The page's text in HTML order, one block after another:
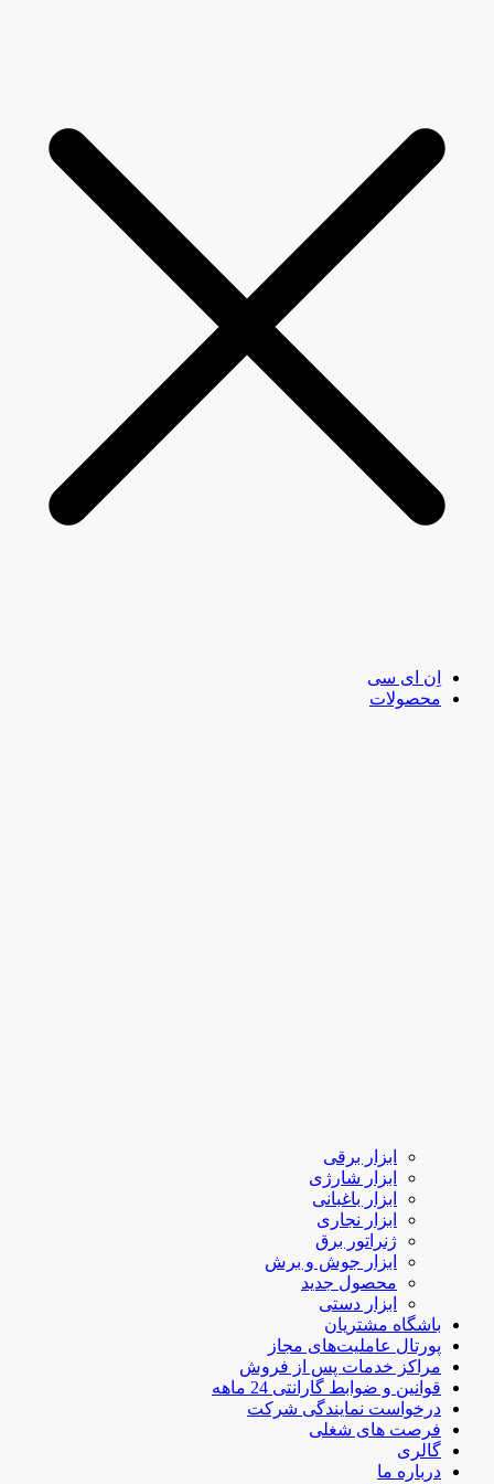
اِن ای سی
محصولات
ابزار برقی
ابزار شارژی
ابزار باغبانی
ابزار نجاری
ژنراتور برق
ابزار جوش و برش
محصول جدید
ابزار دستی
باشگاه مشتریان
پورتال عاملیت‌های مجاز
مراکز خدمات پس از فروش
قوانین و ضوابط گارانتی 24 ماهه
درخواست نمایندگی شرکت
فرصت های شغلی
گالری
درباره ما